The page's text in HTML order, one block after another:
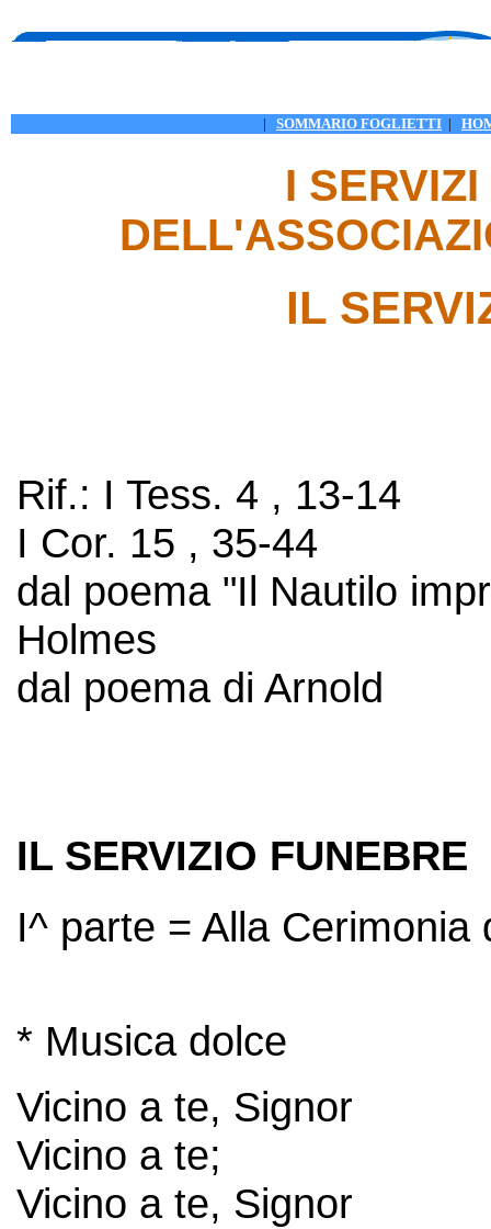
| SOMMARIO FOGLIETTI |
I
IL
Rif.: I Tess. 4 , 13-14
I Cor. 15 , 35-44
dal poema "Il Nautilo
Holmes
dal poema di Arnold
IL SERVIZIO FUNEBRE
I^ parte = Alla Cerimonia
* Musica dolce
Vicino a te, Signor
Vicino a te;
Vicino a te, Signor